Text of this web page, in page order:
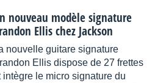
nouveau modèle signature
Ellis chez Jackson
nouvelle guitare signature
Ellis dispose de 27 frettes
intègre le micro signature du